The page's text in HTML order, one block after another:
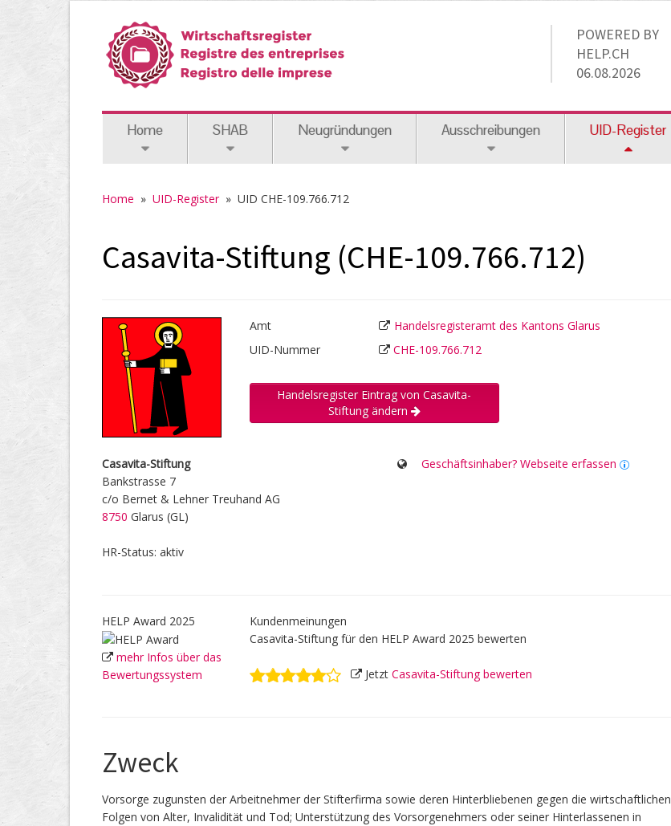
POWERED BY
HELP.CH
06.08.2026
Home SHAB Neugründungen Ausschreibungen UID-Register
Home » UID-Register» UID CHE-109.766.712
Casavita-Stiftung (CHE-109.766.712)
Amt
Handelsregisteramt des Kantons Glarus
UID-Nummer
CHE-109.766.712
Handelsregister Eintrag von Casavita-
Stiftung ändern
Casavita-Stiftung
Bankstrasse 7
c/o Bernet & Lehner Treuhand AG
8750 Glarus (GL)
HR-Status: aktiv
Geschäftsinhaber? Webseite erfassen
HELP Award 2025
mehr Infos über das
Bewertungssystem
Kundenmeinungen
Casavita-Stiftung für den HELP Award 2025 bewerten
Jetzt Casavita-Stiftung bewerten
Zweck
Vorsorge zugunsten der Arbeitnehmer der Stifterfirma sowie deren Hinterbliebenen gegen die wirtschaftlichen
Folgen von Alter, Invalidität und Tod; Unterstützung des Vorsorgenehmers oder seiner Hinterlassenen in